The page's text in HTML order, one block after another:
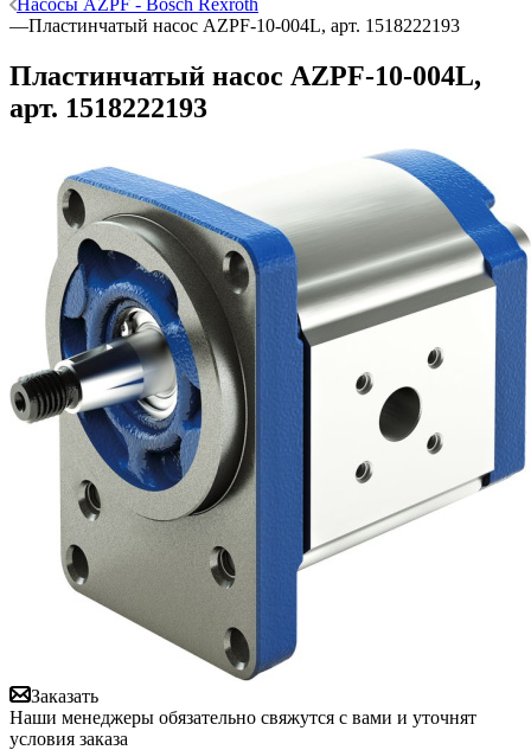
Насосы AZPF - Bosch Rexroth
—Пластинчатый насос AZPF-10-004L, арт. 1518222193
Пластинчатый насос AZPF-10-004L,
арт. 1518222193
Заказать
Наши менеджеры обязательно свяжутся с вами и уточнят
условия заказа